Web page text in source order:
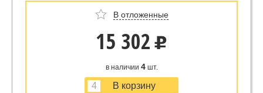
В отложенные
15 302 u
в наличии 4шт.